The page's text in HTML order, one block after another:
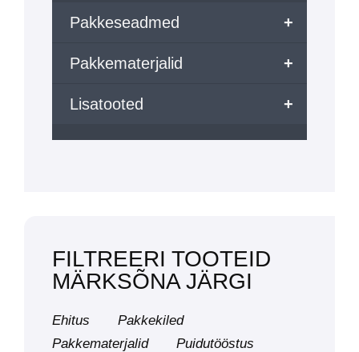
+
Pakkeseadmed
+
Pakkematerjalid
+
Lisatooted
FILTREERI TOOTEID
MÄRKSÕNA JÄRGI
Ehitus
Pakkekiled
Pakkematerjalid
Puidutööstus